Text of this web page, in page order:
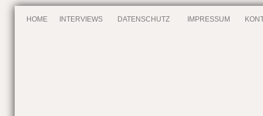
HOME INTERVIEWS DATENSCHUTZ IMPRESSUM